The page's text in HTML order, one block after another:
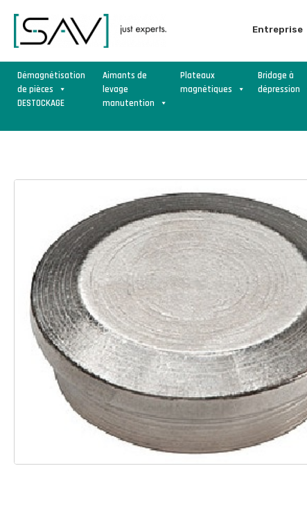
Entreprise
Démagnétisation
de pièces
Aimants de
levage
manutention
Plateaux
magnétiques
Bridage à
dépression
DESTOCKAGE